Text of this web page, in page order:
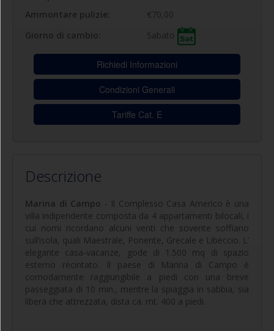
Ammontare pulizie:
€70,00
Giorno di cambio:
Sabato
Richiedi Informazioni
Condizioni Generali
Tariffe Cat. E
Descrizione
Marina di Campo - Il Complesso Casa Americo è una
villa indipendente composta da 4 appartamenti bilocali, i
cui nomi ricordano alcuni venti che sovente soffiano
sull’isola, quali Maestrale, Ponente, Grecale e Libeccio. L’
elegante casa-vacanze, gode di 1.500 mq di spazio
esterno recintato. Il paese di Marina di Campo è
comodamente raggiungibile a piedi con una breve
passeggiata di 10 min., mentre la spiaggia in sabbia, sia
libera che attrezzata, dista ca. mt. 400 a piedi.